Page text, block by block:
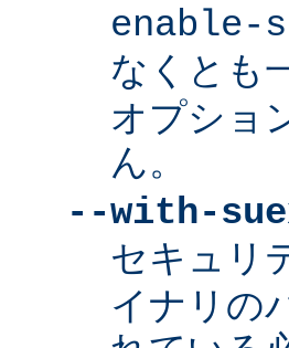
enable-
なくとも
オプショ
ん。
--with-
セキュリ
イナリの